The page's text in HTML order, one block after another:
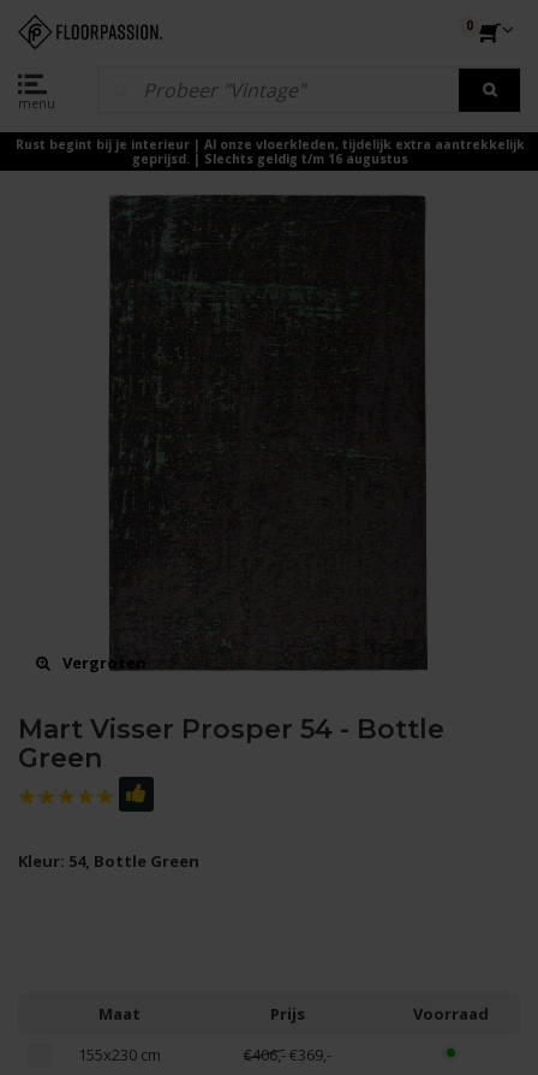
menu
0
Rust begint bij je interieur | Al onze vloerkleden, tijdelijk extra aantrekkelijk
geprijsd. | Slechts geldig t/m 16 augustus
Vergroten
Mart Visser Prosper 54 - Bottle
Green
Kleur: 54, Bottle Green
Maat Prijs
Voorraad
155x230 cm
€406,-€369,-